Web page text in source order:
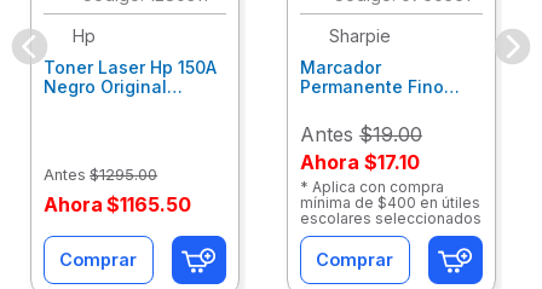
Hp
Toner Laser Hp 150A
Negro Original
Antes $1295.00
Ahora $1165.50
Comprar
Sharpie
Marcador
Permanente Fino
2102504
Antes $19.00
Ahora $17.10
* Aplica con compra
mínima de $400 en útiles
escolares seleccionados
Comprar